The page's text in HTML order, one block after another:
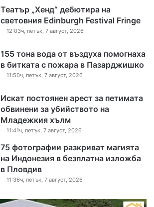
Театър „Хенд“ дебютира на
световния Edinburgh Festival Fringe
12:03ч, петък, 7 август, 2026
155 тона вода от въздуха помогнаха
в битката с пожара в Пазарджишко
11:50ч, петък, 7 август, 2026
Искат постоянен арест за петимата
обвинени за убийството на
Младежкия хълм
11:41ч, петък, 7 август, 2026
75 фотографии разкриват магията
на Индонезия в безплатна изложба
в Пловдив
11:36ч, петък, 7 август, 2026